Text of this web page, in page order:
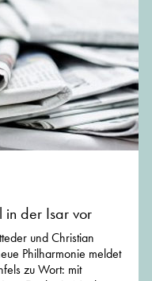
in der Isar vor
und Christian
Philharmonie meldet
zu Wort: mit